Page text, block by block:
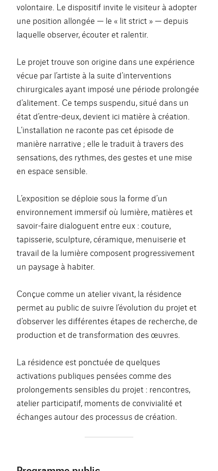
volontaire. Le dispositif invite le visiteur à adopter
une position allongée — le « lit strict » — depuis
laquelle observer, écouter et ralentir.
Le projet trouve son origine dans une expérience
vécue par l’artiste à la suite d’interventions
chirurgicales ayant imposé une période prolongée
d’alitement. Ce temps suspendu, situé dans un
état d’entre-deux, devient ici matière à création.
L’installation ne raconte pas cet épisode de
manière narrative ; elle le traduit à travers des
sensations, des rythmes, des gestes et une mise
en espace sensible.
L’exposition se déploie sous la forme d’un
environnement immersif où lumière, matières et
savoir-faire dialoguent entre eux : couture,
tapisserie, sculpture, céramique, menuiserie et
travail de la lumière composent progressivement
un paysage à habiter.
Conçue comme un atelier vivant, la résidence
permet au public de suivre l’évolution du projet et
d’observer les différentes étapes de recherche, de
production et de transformation des œuvres.
La résidence est ponctuée de quelques
activations publiques pensées comme des
prolongements sensibles du projet : rencontres,
atelier participatif, moments de convivialité et
échanges autour des processus de création.